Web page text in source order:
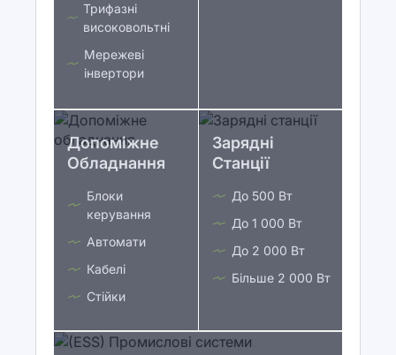
Трифазні
високовольтні
Мережеві
інвертори
Допоміжне
Обладнання
Блоки
керування
Автомати
Кабелі
Стійки
Зарядні
Станції
До 500 Вт
До 1 000 Вт
До 2 000 Вт
Більше 2 000 Вт